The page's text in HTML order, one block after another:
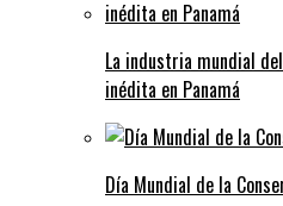
La industria mundial
inédita en Panamá
Día Mundial de la